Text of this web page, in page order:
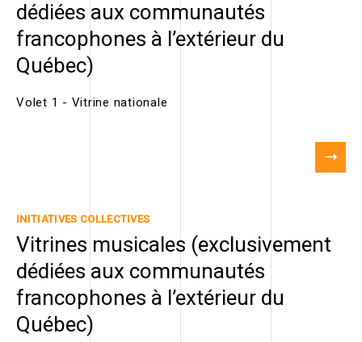
dédiées aux communautés
francophones à l’extérieur du
Québec)
Volet 1 - Vitrine nationale
INITIATIVES COLLECTIVES
Vitrines musicales (exclusivement
dédiées aux communautés
francophones à l’extérieur du
Québec)